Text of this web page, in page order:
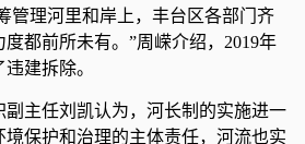
管理河里和岸上，丰台区各部门齐
都前所未有。”周嵘介绍，2019年
建拆除。
副主任刘凯认为，河长制的实施进一
保护和治理的主体责任，河流也实